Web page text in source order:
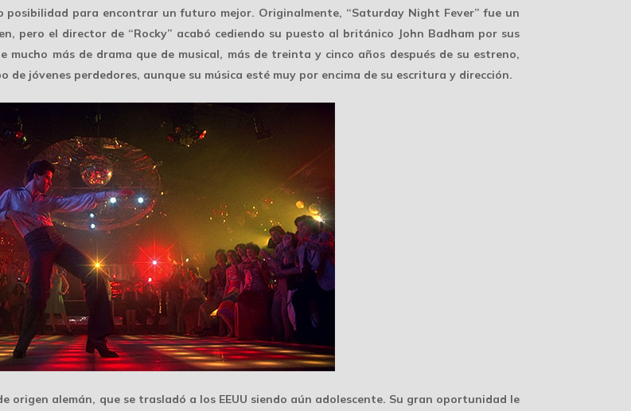
para encontrar un futuro mejor. Originalmente, “Saturday Night Fever” fue un
pero el director de “Rocky” acabó cediendo su puesto al británico John Badham por sus
más de drama que de musical, más de treinta y cinco años después de su estreno,
jóvenes perdedores, aunque su música esté muy por encima de su escritura y dirección.
origen alemán, que se trasladó a los EEUU siendo aún adolescente. Su gran oportunidad le